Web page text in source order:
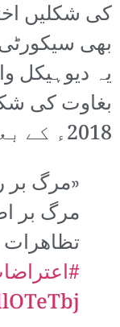
کی شکلیں
بھی
یہ دیوہیکل
بغاوت کی
2018ء کے بعد چوتھی بغاوت ہوگی۔
«مرگ
مرگ بر
تظاهرات